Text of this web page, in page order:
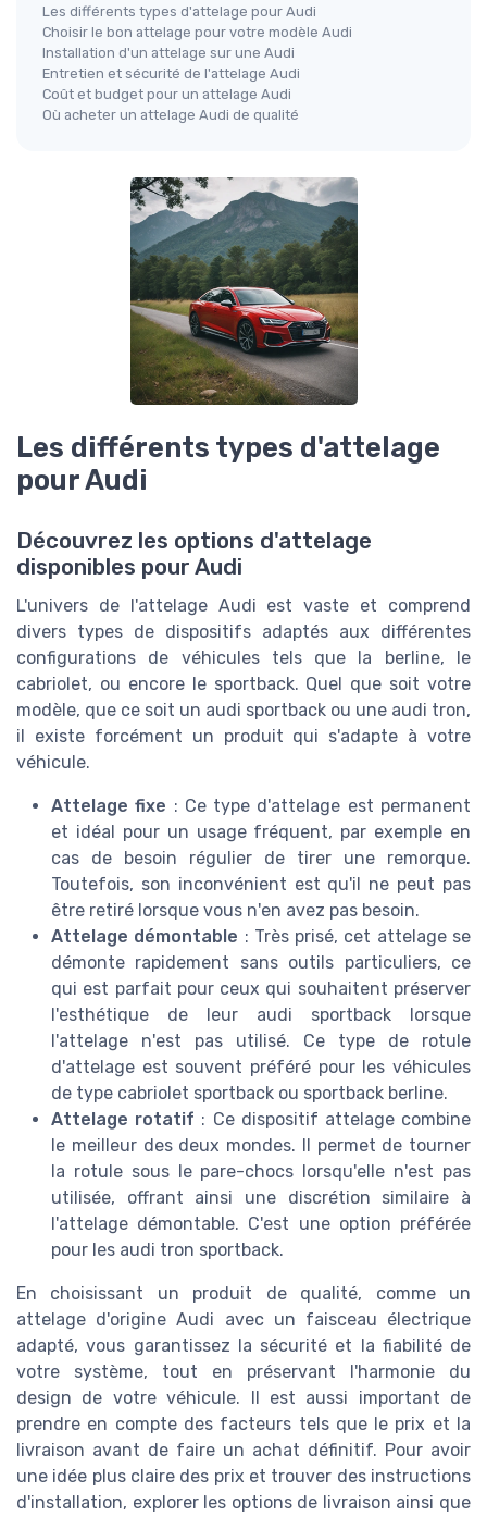
Les différents types d'attelage pour Audi
Choisir le bon attelage pour votre modèle Audi
Installation d'un attelage sur une Audi
Entretien et sécurité de l'attelage Audi
Coût et budget pour un attelage Audi
Où acheter un attelage Audi de qualité
Les différents types d'attelage
pour Audi
Découvrez les options d'attelage
disponibles pour Audi
L'univers de l'attelage Audi est vaste et comprend
divers types de dispositifs adaptés aux différentes
configurations de véhicules tels que la berline, le
cabriolet, ou encore le sportback. Quel que soit votre
modèle, que ce soit un audi sportback ou une audi tron,
il existe forcément un produit qui s'adapte à votre
véhicule.
Attelage fixe : Ce type d'attelage est permanent
et idéal pour un usage fréquent, par exemple en
cas de besoin régulier de tirer une remorque.
Toutefois, son inconvénient est qu'il ne peut pas
être retiré lorsque vous n'en avez pas besoin.
Attelage démontable : Très prisé, cet attelage se
démonte rapidement sans outils particuliers, ce
qui est parfait pour ceux qui souhaitent préserver
l'esthétique de leur audi sportback lorsque
l'attelage n'est pas utilisé. Ce type de rotule
d'attelage est souvent préféré pour les véhicules
de type cabriolet sportback ou sportback berline.
Attelage rotatif : Ce dispositif attelage combine
le meilleur des deux mondes. Il permet de tourner
la rotule sous le pare-chocs lorsqu'elle n'est pas
utilisée, offrant ainsi une discrétion similaire à
l'attelage démontable. C'est une option préférée
pour les audi tron sportback.
En choisissant un produit de qualité, comme un
attelage d'origine Audi avec un faisceau électrique
adapté, vous garantissez la sécurité et la fiabilité de
votre système, tout en préservant l'harmonie du
design de votre véhicule. Il est aussi important de
prendre en compte des facteurs tels que le prix et la
livraison avant de faire un achat définitif. Pour avoir
une idée plus claire des prix et trouver des instructions
d'installation, explorer les options de livraison ainsi que